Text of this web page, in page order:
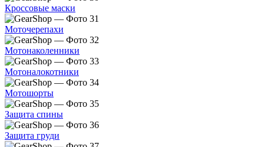
Кроссовые маски
Моточерепахи
Мотонаколенники
Мотоналокотники
Мотошорты
Защита спины
Защита груди